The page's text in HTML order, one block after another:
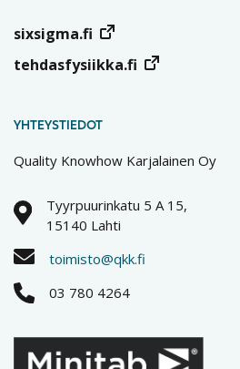
sixsigma.fi
tehdasfysiikka.fi
YHTEYSTIEDOT
Quality Knowhow Karjalainen Oy
Tyyrpuurinkatu 5 A 15,
15140 Lahti
toimisto@qkk.fi
03 780 4264